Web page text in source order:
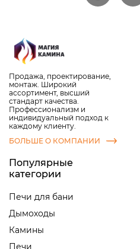
Продажа, проектирование,
монтаж. Широкий
ассортимент, высший
стандарт качества.
Профессионализм и
индивидуальный подход к
каждому клиенту.
БОЛЬШЕ О КОМПАНИИ
Популярные
категории
Печи для бани
Дымоходы
Камины
Печи